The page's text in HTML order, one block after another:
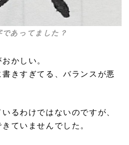
であってました？
かしい。
きすぎてる、バランスが悪
るわけではないのですが、
ていませんでした。